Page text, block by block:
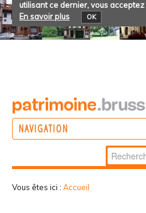
utilisant ce dernier, vous
En savoir plus
OK
NAVIGATION
Chercher
Recherche
Vous êtes ici : Accueil